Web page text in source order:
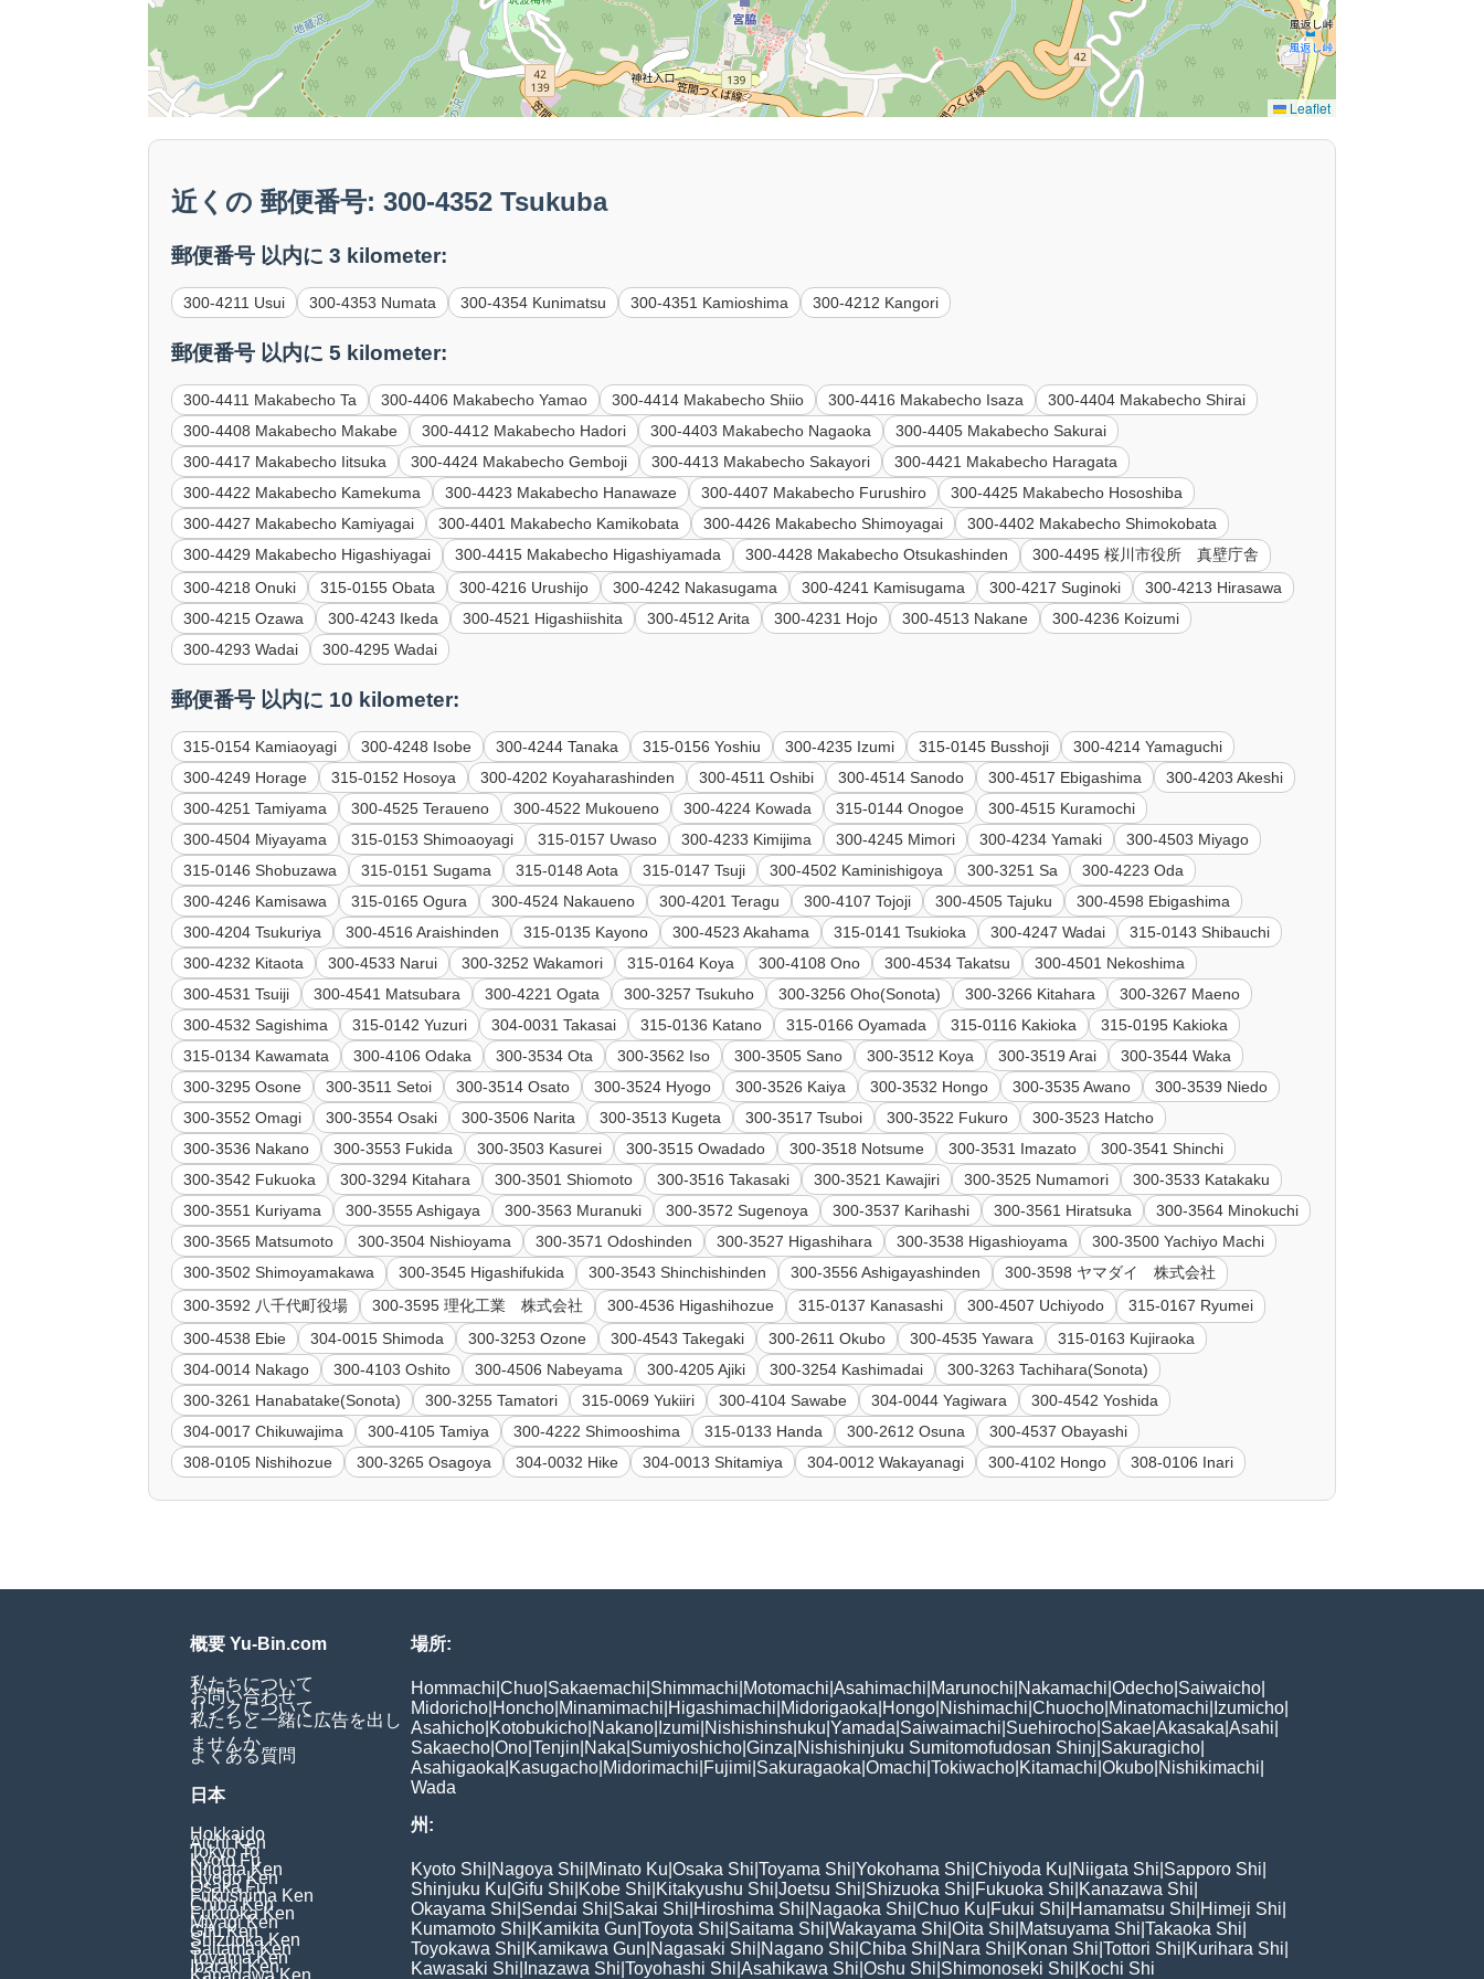
Leaflet
近くの 郵便番号: 300-4352 Tsukuba
郵便番号 以内に 3 kilometer:
300-4211 Usui 300-4353 Numata 300-4354 Kunimatsu 300-4351 Kamioshima 300-4212 Kangori
郵便番号 以内に 5 kilometer:
300-4411 Makabecho Ta 300-4406 Makabecho Yamao 300-4414 Makabecho Shiio 300-4416 Makabecho Isaza
300-4404 Makabecho Shirai
300-4408 Makabecho Makabe
300-4412 Makabecho Hadori 300-4403 Makabecho Nagaoka
300-4405 Makabecho Sakurai
300-4417 Makabecho Iitsuka
300-4424 Makabecho Gemboji 300-4413 Makabecho Sakayori
300-4421 Makabecho Haragata
300-4422 Makabecho Kamekuma
300-4423 Makabecho Hanawaze 300-4407 Makabecho Furushiro
300-4425 Makabecho Hososhiba
300-4427 Makabecho Kamiyagai
300-4401 Makabecho Kamikobata 300-4426 Makabecho Shimoyagai
300-4402 Makabecho Shimokobata
300-4429 Makabecho Higashiyagai
300-4415 Makabecho Higashiyamada 300-4428 Makabecho Otsukashinden
300-4495 桜川市役所 真壁庁舎
300-4218 Onuki
315-0155 Obata 300-4216 Urushijo 300-4242 Nakasugama 300-4241 Kamisugama 300-4217 Suginoki
300-4213 Hirasawa
300-4215 Ozawa
300-4243 Ikeda 300-4521 Higashiishita 300-4512 Arita 300-4231 Hojo 300-4513 Nakane
300-4236 Koizumi
300-4293 Wadai
300-4295 Wadai
郵便番号 以内に 10 kilometer:
315-0154 Kamiaoyagi 300-4248 Isobe 300-4244 Tanaka 315-0156 Yoshiu 300-4235 Izumi 315-0145 Busshoji
300-4214 Yamaguchi
300-4249 Horage
315-0152 Hosoya 300-4202 Koyaharashinden 300-4511 Oshibi 300-4514 Sanodo 300-4517 Ebigashima
300-4203 Akeshi
300-4251 Tamiyama
300-4525 Teraueno 300-4522 Mukoueno 300-4224 Kowada 315-0144 Onogoe
300-4515 Kuramochi
300-4504 Miyayama
315-0153 Shimoaoyagi 315-0157 Uwaso 300-4233 Kimijima 300-4245 Mimori 300-4234 Yamaki
300-4503 Miyago
315-0146 Shobuzawa
315-0151 Sugama 315-0148 Aota 315-0147 Tsuji 300-4502 Kaminishigoya 300-3251 Sa
300-4223 Oda
300-4246 Kamisawa
315-0165 Ogura 300-4524 Nakaueno 300-4201 Teragu 300-4107 Tojoji 300-4505 Tajuku
300-4598 Ebigashima
300-4204 Tsukuriya
300-4516 Araishinden 315-0135 Kayono 300-4523 Akahama 315-0141 Tsukioka 300-4247 Wadai
315-0143 Shibauchi
300-4232 Kitaota
300-4533 Narui 300-3252 Wakamori 315-0164 Koya 300-4108 Ono 300-4534 Takatsu
300-4501 Nekoshima
300-4531 Tsuiji
300-4541 Matsubara 300-4221 Ogata 300-3257 Tsukuho 300-3256 Oho(Sonota) 300-3266 Kitahara
300-3267 Maeno
300-4532 Sagishima
315-0142 Yuzuri 304-0031 Takasai 315-0136 Katano 315-0166 Oyamada 315-0116 Kakioka
315-0195 Kakioka
315-0134 Kawamata
300-4106 Odaka 300-3534 Ota 300-3562 Iso 300-3505 Sano 300-3512 Koya 300-3519 Arai
300-3544 Waka
300-3295 Osone
300-3511 Setoi 300-3514 Osato 300-3524 Hyogo 300-3526 Kaiya 300-3532 Hongo 300-3535 Awano
300-3539 Niedo
300-3552 Omagi
300-3554 Osaki 300-3506 Narita 300-3513 Kugeta 300-3517 Tsuboi 300-3522 Fukuro
300-3523 Hatcho
300-3536 Nakano
300-3553 Fukida 300-3503 Kasurei 300-3515 Owadado 300-3518 Notsume 300-3531 Imazato
300-3541 Shinchi
300-3542 Fukuoka
300-3294 Kitahara 300-3501 Shiomoto 300-3516 Takasaki 300-3521 Kawajiri 300-3525 Numamori
300-3533 Katakaku
300-3551 Kuriyama
300-3555 Ashigaya 300-3563 Muranuki 300-3572 Sugenoya 300-3537 Karihashi 300-3561 Hiratsuka
300-3564 Minokuchi
300-3565 Matsumoto
300-3504 Nishioyama 300-3571 Odoshinden 300-3527 Higashihara 300-3538 Higashioyama
300-3500 Yachiyo Machi
300-3502 Shimoyamakawa
300-3545 Higashifukida 300-3543 Shinchishinden 300-3556 Ashigayashinden
300-3598 ヤマダイ 株式会社
300-3592 八千代町役場
300-3595 理化工業 株式会社 300-4536 Higashihozue 315-0137 Kanasashi 300-4507 Uchiyodo
315-0167 Ryumei
300-4538 Ebie
304-0015 Shimoda 300-3253 Ozone 300-4543 Takegaki 300-2611 Okubo 300-4535 Yawara
315-0163 Kujiraoka
304-0014 Nakago
300-4103 Oshito 300-4506 Nabeyama 300-4205 Ajiki 300-3254 Kashimadai
300-3263 Tachihara(Sonota)
300-3261 Hanabatake(Sonota)
300-3255 Tamatori 315-0069 Yukiiri 300-4104 Sawabe 304-0044 Yagiwara
300-4542 Yoshida
304-0017 Chikuwajima
300-4105 Tamiya 300-4222 Shimooshima 315-0133 Handa 300-2612 Osuna
300-4537 Obayashi
308-0105 Nishihozue
300-3265 Osagoya 304-0032 Hike 304-0013 Shitamiya 304-0012 Wakayanagi 300-4102 Hongo 308-0106 Inari
概要 Yu-Bin.com
私たちについて
お問い合わせ
リンクについて
私たちと一緒に広告を出し
ませんか
よくある質問
日本
Hokkaido
Aichi Ken
Tokyo To
Kyoto Fu
Niigata Ken
Hyogo Ken
Osaka Fu
Fukushima Ken
Chiba Ken
Fukuoka Ken
Miyagi Ken
Gifu Ken
Shizuoka Ken
Saitama Ken
Toyama Ken
Ibaraki Ken
Kanagawa Ken
場所:
Hommachi Chuo Sakaemachi Shimmachi Motomachi Asahimachi Marunochi Nakamachi Odecho Saiwaicho
Midoricho Honcho Minamimachi Higashimachi Midorigaoka Hongo Nishimachi Chuocho Minatomachi Izumicho
Asahicho Kotobukicho Nakano Izumi Nishishinshuku Yamada Saiwaimachi Suehirocho Sakae Akasaka Asahi
Sakaecho Ono Tenjin Naka Sumiyoshicho Ginza Nishishinjuku Sumitomofudosan Shinj Sakuragicho
Asahigaoka Kasugacho Midorimachi Fujimi Sakuragaoka Omachi Tokiwacho Kitamachi Okubo Nishikimachi
Wada
州:
Kyoto Shi Nagoya Shi Minato Ku Osaka Shi Toyama Shi Yokohama Shi Chiyoda Ku Niigata Shi Sapporo Shi
Shinjuku Ku Gifu Shi Kobe Shi Kitakyushu Shi Joetsu Shi Shizuoka Shi Fukuoka Shi Kanazawa Shi
Okayama Shi Sendai Shi Sakai Shi Hiroshima Shi Nagaoka Shi Chuo Ku Fukui Shi Hamamatsu Shi Himeji Shi
Kumamoto Shi Kamikita Gun Toyota Shi Saitama Shi Wakayama Shi Oita Shi Matsuyama Shi Takaoka Shi
Toyokawa Shi Kamikawa Gun Nagasaki Shi Nagano Shi Chiba Shi Nara Shi Konan Shi Tottori Shi Kurihara Shi
Kawasaki Shi Inazawa Shi Toyohashi Shi Asahikawa Shi Oshu Shi Shimonoseki Shi Kochi Shi